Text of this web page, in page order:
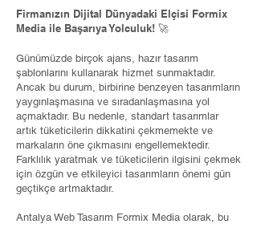
Firmanızın Dijital Dünyadaki Elçisi Formix
Media ile Başarıya Yolculuk! 🚀
Günümüzde birçok ajans, hazır tasarım
şablonlarını kullanarak hizmet sunmaktadır.
Ancak bu durum, birbirine benzeyen tasarımların
yaygınlaşmasına ve sıradanlaşmasına yol
açmaktadır. Bu nedenle, standart tasarımlar
artık tüketicilerin dikkatini çekmemekte ve
markaların öne çıkmasını engellemektedir.
Farklılık yaratmak ve tüketicilerin ilgisini çekmek
için özgün ve etkileyici tasarımların önemi gün
geçtikçe artmaktadır.
Antalya Web Tasarım Formix Media olarak, bu